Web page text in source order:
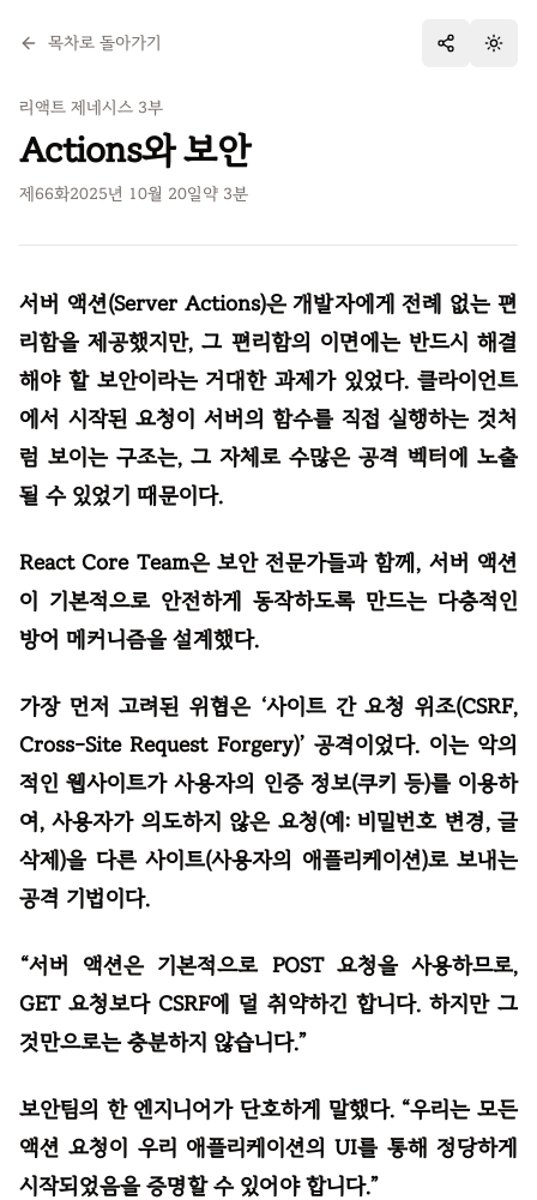
목차로 돌아가기 테마
리액트 제네시스 3부
Actions와 보안
제66화2025년 10월 20일약 3분
서버 액션(Server Actions)은 개발자에게 전례 없는 편
리함을 제공했지만, 그 편리함의 이면에는 반드시 해결
해야 할 보안이라는 거대한 과제가 있었다. 클라이언트
에서 시작된 요청이 서버의 함수를 직접 실행하는 것처
럼 보이는 구조는, 그 자체로 수많은 공격 벡터에 노출
될 수 있었기 때문이다.
React Core Team은 보안 전문가들과 함께, 서버 액션
이 기본적으로 안전하게 동작하도록 만드는 다층적인
방어 메커니즘을 설계했다.
가장 먼저 고려된 위협은 ‘사이트 간 요청 위조(CSRF,
Cross-Site Request Forgery)’ 공격이었다. 이는 악의
적인 웹사이트가 사용자의 인증 정보(쿠키 등)를 이용하
여, 사용자가 의도하지 않은 요청(예: 비밀번호 변경, 글
삭제)을 다른 사이트(사용자의 애플리케이션)로 보내는
공격 기법이다.
“서버 액션은 기본적으로 POST 요청을 사용하므로,
GET 요청보다 CSRF에 덜 취약하긴 합니다. 하지만 그
것만으로는 충분하지 않습니다.”
보안팀의 한 엔지니어가 단호하게 말했다. “우리는 모든
액션 요청이 우리 애플리케이션의 UI를 통해 정당하게
시작되었음을 증명할 수 있어야 합니다.”